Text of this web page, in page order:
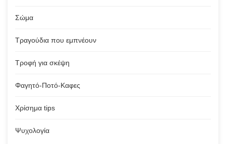
Σώμα
Τραγούδια που εμπνέουν
Τροφή για σκέψη
Φαγητό-Ποτό-Καφες
Χρίσημα tips
Ψυχολογία